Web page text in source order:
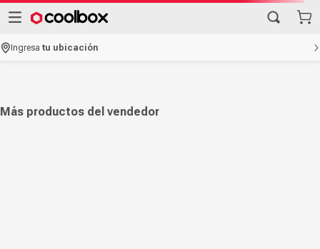
Ingresatu ubicación
Más productos del vendedor